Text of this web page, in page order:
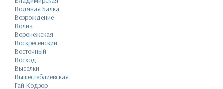
Водяная Балка
Возрождение
Волна
Воронежская
Воскресенский
Восточный
Восход
Выселки
Вышестеблиевская
Гай-Кодзор